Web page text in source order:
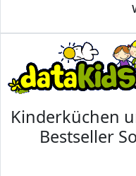
Kinderküchen
Bestseller